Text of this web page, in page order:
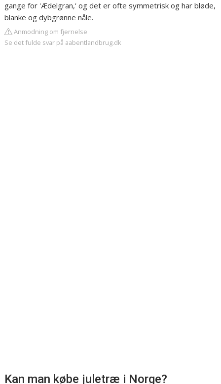
gange for 'Ædelgran,' og det er ofte symmetrisk og har bløde,
blanke og dybgrønne nåle.
Anmodning om fjernelse
Se det fulde svar på aabentlandbrug.dk
Kan man købe juletræ i Norge?